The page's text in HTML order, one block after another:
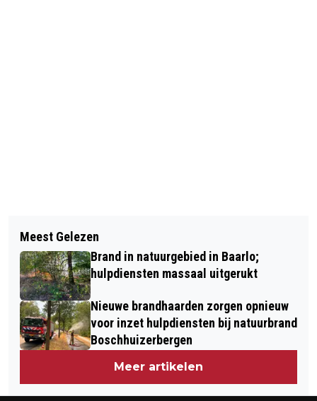
ZEER GROTE BRAND OP
BERKENSTRAAT IN VENLO –
MEERDERE WONINGEN BESCHADIGD
SCHIETINCIDENT OP PRINSENSTRAAT
IN VENLO: HULPDIENSTEN
GROOTSCHALIG INGEZET
Meest Gelezen
Brand in natuurgebied in Baarlo;
hulpdiensten massaal uitgerukt
Nieuwe brandhaarden zorgen opnieuw
voor inzet hulpdiensten bij natuurbrand
Boschhuizerbergen
Meer artikelen